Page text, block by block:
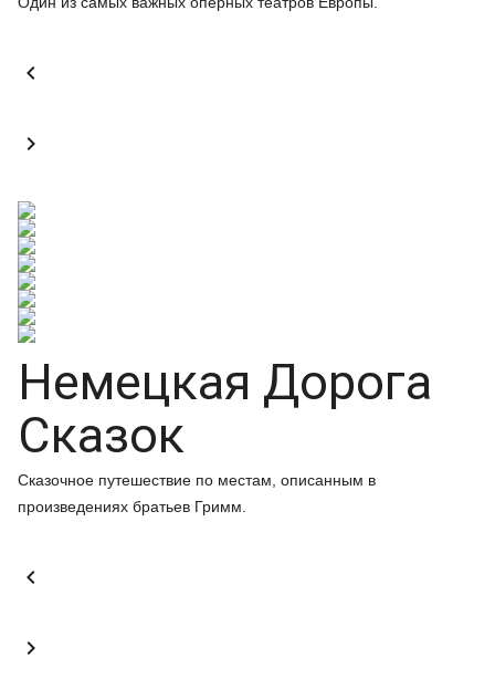


Немецкая Дорога
Сказок
Сказочное путешествие по местам, описанным в
произведениях братьев Гримм.

